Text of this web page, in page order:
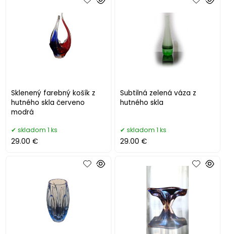
Sklenený farebný košík z
hutného skla červeno
modrá
skladom 1 ks
29.00 €
Subtilná zelená váza z
hutného skla
skladom 1 ks
29.00 €